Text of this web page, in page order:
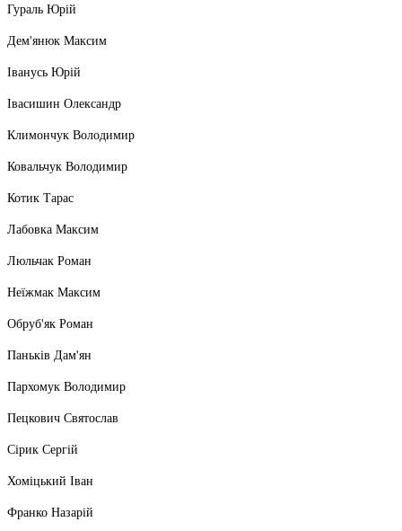
Гураль Юрій
Дем'янюк Максим
Іванусь Юрій
Івасишин Олександр
Климончук Володимир
Ковальчук Володимир
Котик Тарас
Лабовка Максим
Люльчак Роман
Неїжмак Максим
Обруб'як Роман
Паньків Дам'ян
Пархомук Володимир
Пецкович Святослав
Сірик Сергій
Хоміцький Іван
Франко Назарій